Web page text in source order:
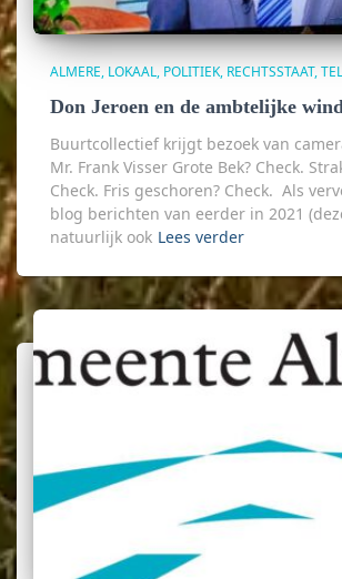
ALMERE LOKAAL POLITIEK RECHTSSTAAT
Don Jeroen en de ambtelijke
Buurtcollectief krijgt bezoek van
Mr. Frank Visser Grote Bek? Check.
Check. Fris geschoren? Check. Als
blog berichten van eerder in 2021
natuurlijk ook Lees verder